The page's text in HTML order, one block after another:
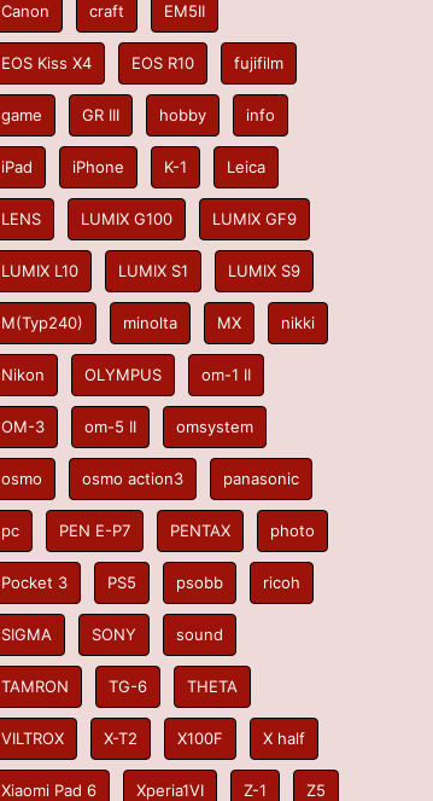
Canon craft EM5II
EOS Kiss X4 EOS R10 fujifilm
game GR III hobby info
iPad iPhone K-1 Leica
LENS LUMIX G100 LUMIX GF9
LUMIX L10 LUMIX S1 LUMIX S9
M(Typ240) minolta MX nikki
Nikon OLYMPUS om-1 II
OM-3 om-5 II omsystem
osmo osmo action3 panasonic
pc PEN E-P7 PENTAX photo
Pocket 3 PS5 psobb ricoh
SIGMA SONY sound
TAMRON TG-6 THETA
VILTROX X-T2 X100F X half
Xiaomi Pad 6 Xperia1VI Z-1 Z5